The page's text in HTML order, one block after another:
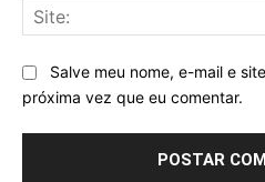
Salve meu nome, e-mail e
próxima vez que eu comentar.